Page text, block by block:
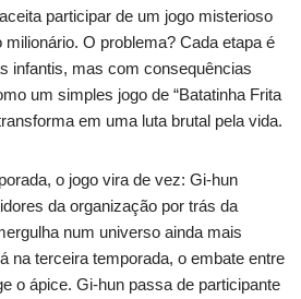
participar de um jogo misterioso
O problema? Cada etapa é
infantis, mas com consequências
um simples jogo de “Batatinha Frita
em uma luta brutal pela vida.
o jogo vira de vez: Gi-hun
da organização por trás da
num universo ainda mais
na terceira temporada, o embate entre
o ápice. Gi-hun passa de participante